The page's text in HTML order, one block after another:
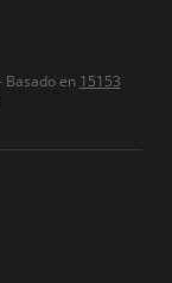
Basado en 15153